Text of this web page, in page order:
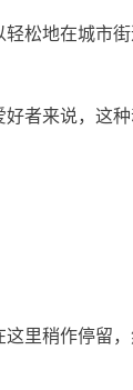
松地在城市
者来说，这
里稍作停留